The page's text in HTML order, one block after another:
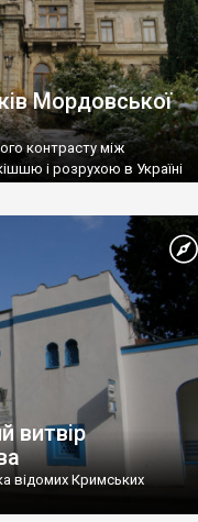
Мордовської
контрасту між
і розрухою в Україні
витвір
відомих Кримських